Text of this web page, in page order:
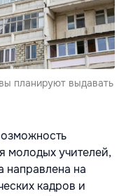
планируют выдавать
молодых учителей,
направлена на
кадров и